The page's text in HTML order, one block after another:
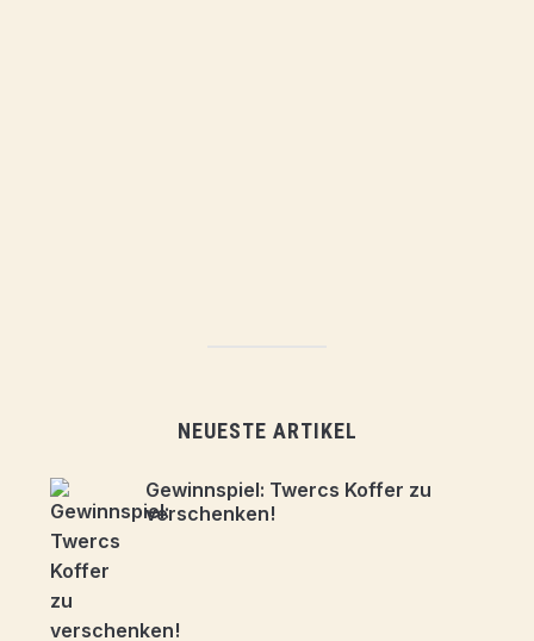
NEUESTE ARTIKEL
Gewinnspiel: Twercs Koffer zu
verschenken!